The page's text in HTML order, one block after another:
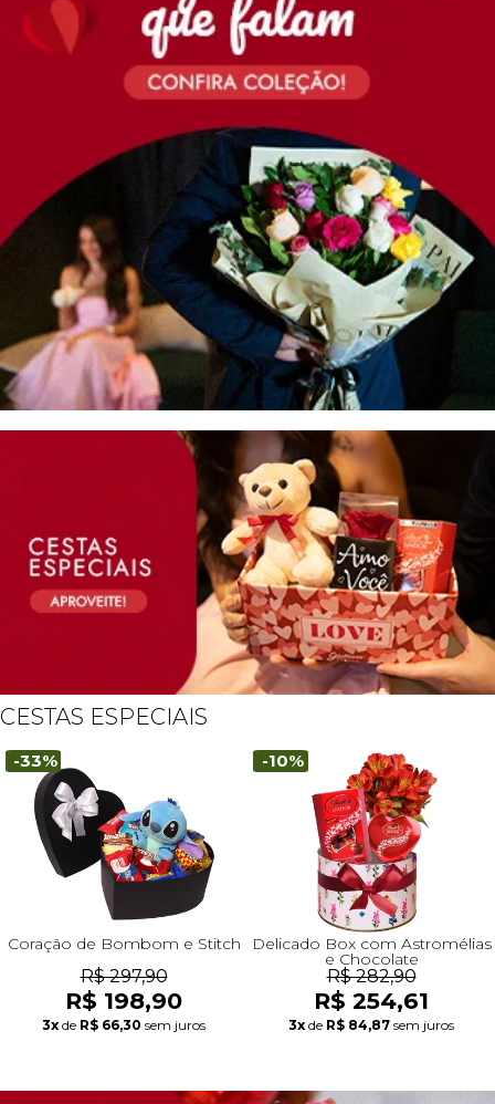
CESTAS ESPECIAIS
-33%
Coração de Bombom e Stitch
R$ 297,90
R$ 198,90
3x de R$ 66,30 sem juros
-10%
Delicado Box com Astromélias
e Chocolate
R$ 282,90
R$ 254,61
3x de R$ 84,87 sem juros